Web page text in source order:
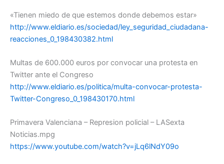
«Tienen miedo de que estemos donde debemos estar»
http://www.eldiario.es/sociedad/ley_seguridad_ciudadana-
reacciones_0_198430382.html
Multas de 600.000 euros por convocar una protesta en
Twitter ante el Congreso
http://www.eldiario.es/politica/multa-convocar-protesta-
Twitter-Congreso_0_198430170.html
Primavera Valenciana – Represion policial – LASexta
Noticias.mpg
https://www.youtube.com/watch?v=jLq6lNdY09o